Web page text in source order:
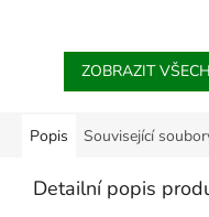
ZOBRAZIT
Popis Související
Detailní popis